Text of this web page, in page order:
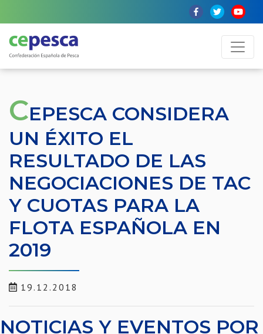
CEPESCA CONSIDERA
UN ÉXITO EL
RESULTADO DE LAS
NEGOCIACIONES DE TAC
Y CUOTAS PARA LA
FLOTA ESPAÑOLA EN
2019
19.12.2018
NOTICIAS Y EVENTOS POR